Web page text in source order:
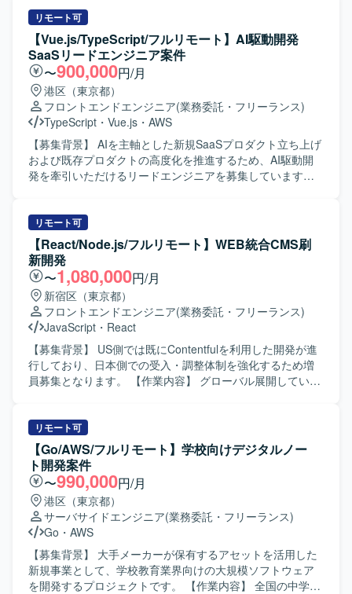
リモート可
【Vue.js/TypeScript/フルリモート】AI駆動開発
SaaSリードエンジニア案件
〜900,000円/月
港区（東京都）
フロントエンドエンジニア(業務委託・フリーランス)
TypeScript ・ Vue.js ・ AWS
【募集背景】 AIを主軸とした新規SaaSプロダクト立ち上げ
および既存プロダクトの高度化を推進するため、AI駆動開
発を牽引いただけるリードエンジニアを募集しています。
/ TypeScript）を中心に、バックエンド（Kotlin）まで横断し
た機能開発を実施します。 ・サービス仕様の設計および検
討を行い、要件の明確化から設計・実装・テストまで一貫
して対応します。 ・インシデントや障害発生時の監視、原
因調査および改善策の検討・実施を行います。 ・AIエージ
ェントを前提とした開発フローの実践・改善を行い、チー
ムへの浸透を図ります。 ・PO・エンジニア・QAからなる
開発チームと協働し、週次で成果物を確認しながら開発を
推進します。 ・所属チーム担当領域における他部署との連
携や技術的リードを担います。 【求める人物像】 SaaSプ
ロダクトにおいて、フロントエンドの設計から実装、チー
ら新しい技術スタックでも素早く立ち上げができる柔軟な
思考をお持ちの方を求めています。フロントエンド技術に
精通しつつ、AI駆動開発のプラクティスを実務の中で磨い
ていきたい方にマッチします。 【ポジションの魅力】 AIを
前提とした新規プロダクトを立ち上げ初期から手がけられ
る環境で、AI駆動開発を組織の中核能力として構築してい
くフェーズに参画いただけます。Claude Code Max 20x プ
ランなどの先進的なAIツールを活用しながら、フロントエ
ンドを中心にバックエンドまで横断した技術選定やアーキ
テクチャ設計に関わることができます。AIエージェントを
前提とした開発フローの設計・実践を通じて、開発組織全
リモート可
【React/Node.js/フルリモート】WEB統合CMS刷
新開発
〜1,080,000円/月
新宿区（東京都）
フロントエンドエンジニア(業務委託・フリーランス)
JavaScript ・ React
【募集背景】 US側では既にContentfulを利用した開発が進
行しており、日本側での受入・調整体制を強化するため増
員募集となります。 【作業内容】 グローバル展開している
CMS（Contentful）へ統一するプロジェクトに参画いただき
ます。 日本側HQとしてUSチームとの調整、受入対応、各
事業部との調整およびReact/Node.jsを用いた開発・改修を
ご担当いただきます。 既存SiteCoreで利用しているデザイ
ンの移行対応や、プラットフォーム差異により必要となる
リデザイン対応の検討・実装も行っていただきます。 フロ
ントエンドサポートやAPI構築、UAT・評価・受け入れ整
備、Goliveに向けた対応などを段階的に実施していただきま
す。 【求める人物像】 英語で主体的にコミュニケーション
が取れる方を求めております。 海外チームとの協業経験が
あり、仕様調整や課題整理を能動的に進められる方を歓迎
リモート可
【Go/AWS/フルリモート】学校向けデジタルノー
ト開発案件
〜990,000円/月
港区（東京都）
サーバサイドエンジニア(業務委託・フリーランス)
Go ・ AWS
【募集背景】 大手メーカーが保有するアセットを活用した
新規事業として、学校教育業界向けの大規模ソフトウェア
を開発するプロジェクトです。 【作業内容】 全国の中学